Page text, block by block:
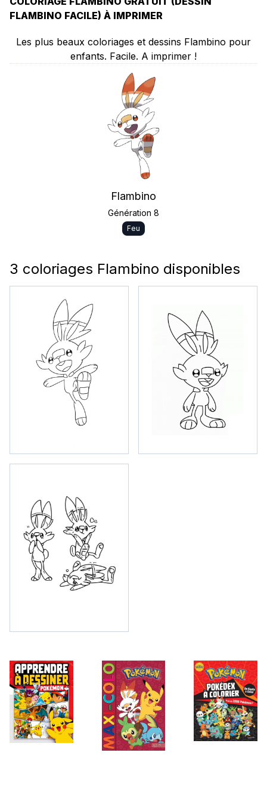
FLAMBINO FACILE) À IMPRIMER
Les plus beaux coloriages et dessins Flambino pour
enfants. Facile. A imprimer !
Flambino
Génération 8
Feu
3 coloriages Flambino disponibles